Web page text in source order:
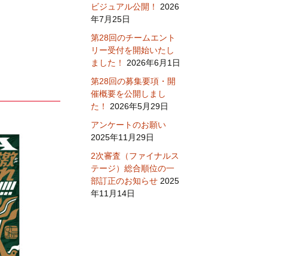
ビジュアル公開！
2026
年7月25日
第28回のチームエント
リー受付を開始いたし
ました！
2026年6月1日
第28回の募集要項・開
催概要を公開しまし
た！
2026年5月29日
アンケートのお願い
2025年11月29日
2次審査（ファイナルス
テージ）総合順位の一
部訂正のお知らせ 2025
年11月14日